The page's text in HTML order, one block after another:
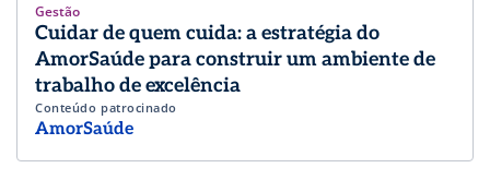
Gestão
Cuidar de quem cuida: a estratégia do
AmorSaúde para construir um ambiente de
trabalho de excelência
Conteúdo patrocinado
AmorSaúde